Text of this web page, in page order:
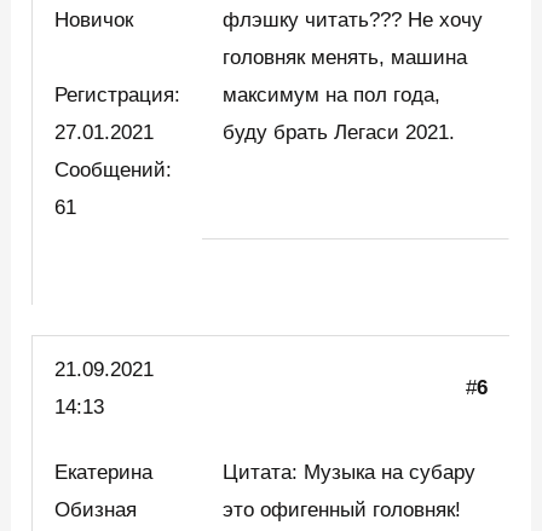
Новичок
Регистрация:
27.01.2021
Сообщений:
61
флэшку читать??? Не хочу
головняк менять, машина
максимум на пол года,
буду брать Легаси 2021.
21.09.2021
14:13
#6
Екатерина
Обизная
Цитата: Музыка на субару
это офигенный головняк!